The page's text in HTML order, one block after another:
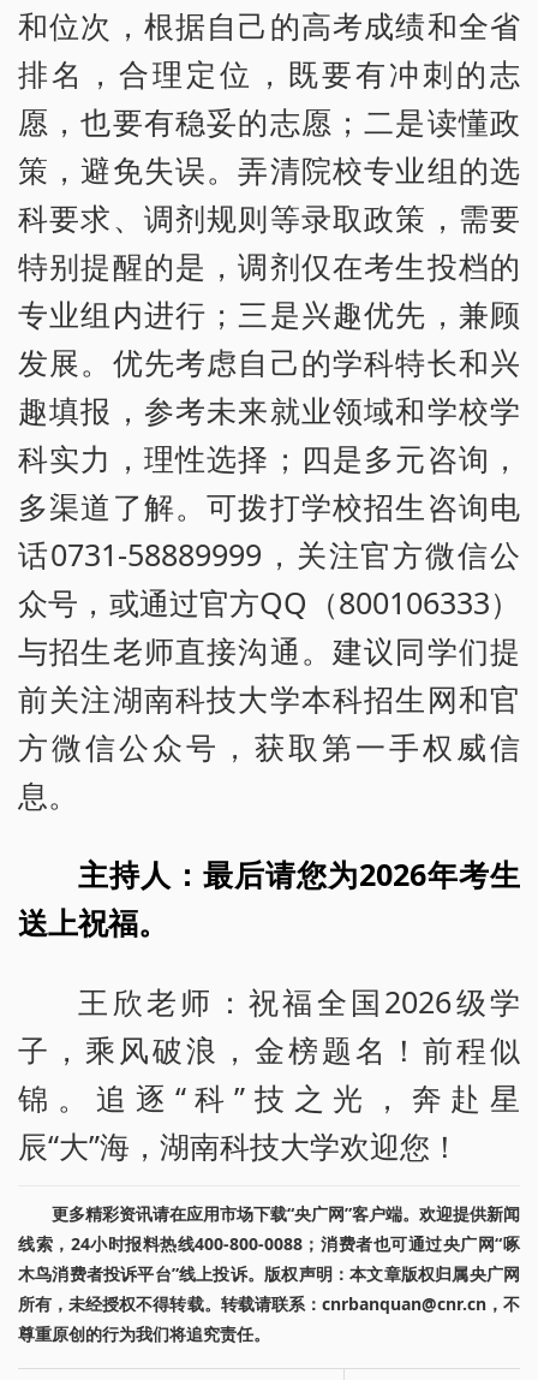
和位次，根据自己的高考成绩和全省
排名，合理定位，既要有冲刺的志
愿，也要有稳妥的志愿；二是读懂政
策，避免失误。弄清院校专业组的选
科要求、调剂规则等录取政策，需要
特别提醒的是，调剂仅在考生投档的
专业组内进行；三是兴趣优先，兼顾
发展。优先考虑自己的学科特长和兴
趣填报，参考未来就业领域和学校学
科实力，理性选择；四是多元咨询，
多渠道了解。可拨打学校招生咨询电
话0731-58889999，关注官方微信公
众号，或通过官方QQ（800106333）
与招生老师直接沟通。建议同学们提
前关注湖南科技大学本科招生网和官
方微信公众号，获取第一手权威信
息。
主持人：最后请您为2026年考生
送上祝福。
王欣老师：祝福全国2026级学
子，乘风破浪，金榜题名！前程似
锦。追逐“科”技之光，奔赴星
辰“大”海，湖南科技大学欢迎您！
更多精彩资讯请在应用市场下载“央广网”客户端。欢迎提供新闻
线索，24小时报料热线400-800-0088；消费者也可通过央广网“啄
木鸟消费者投诉平台”线上投诉。版权声明：本文章版权归属央广网
所有，未经授权不得转载。转载请联系：cnrbanquan@cnr.cn，不
尊重原创的行为我们将追究责任。